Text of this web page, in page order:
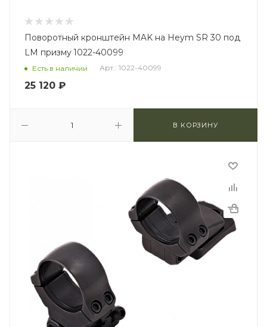
Поворотный кронштейн MAK на Heym SR 30 под
LM призму 1022-40099
Есть в наличии Арт.: 1022-40099
25 120 ₽
В КОРЗИНУ